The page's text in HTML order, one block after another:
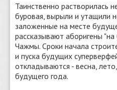
Таинственно растворилась
буровая, вырыли и утащили
заложенные на месте
рассказывают аборигены
Чажмы. Сроки начала
и пуска будущих
откладываются - весна,
будущего года.